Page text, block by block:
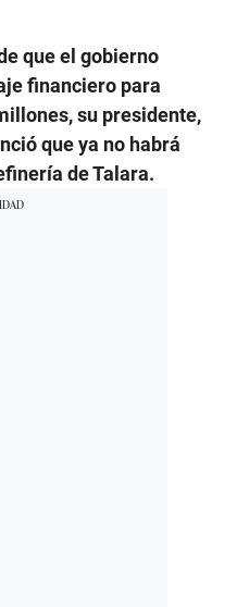
que el gobierno
financiero para
su presidente,
que ya no habrá
de Talara.